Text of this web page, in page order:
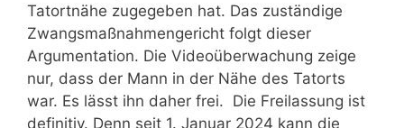
Tatortnähe zugegeben hat. Das zuständige
Zwangsmaßnahmengericht folgt dieser
Argumentation. Die Videoüberwachung zeige
nur, dass der Mann in der Nähe des Tatorts
war. Es lässt ihn daher frei. Die Freilassung ist
definitiv. Denn seit 1. Januar 2024 kann die